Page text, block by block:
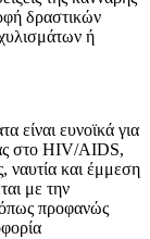
δραστικών
ή
είναι ευνοϊκά για
στο HIV/AIDS,
ναυτία και έμμεση
με την
προφανώς